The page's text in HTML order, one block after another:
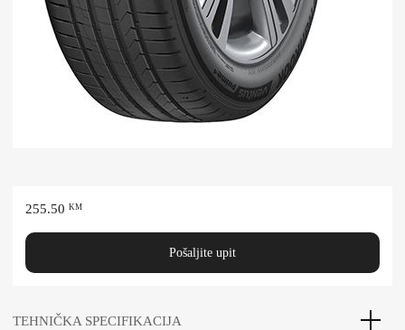
255.50 KM
Pošaljite upit
TEHNIČKA SPECIFIKACIJA